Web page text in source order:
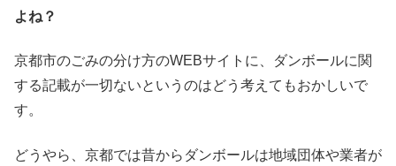
よね？
京都市のごみの分け方のWEBサイトに、ダンボールに関
する記載が一切ないというのはどう考えてもおかしいで
す。
どうやら、京都では昔からダンボールは地域団体や業者が